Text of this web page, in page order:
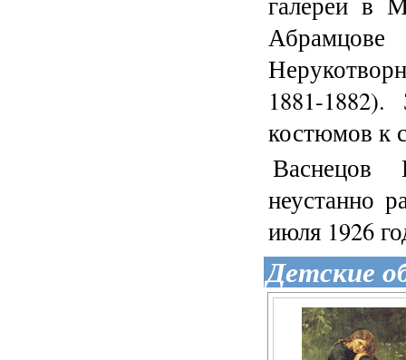
1881-
костюмов к
Васнецов
неустанно
июля 1926
Детские